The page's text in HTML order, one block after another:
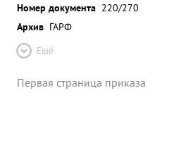
Номер документа 220/270
Архив ГАРФ
Ещё
Первая страница приказа